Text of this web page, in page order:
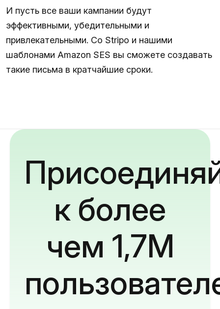
И пусть все ваши кампании будут
эффективными, убедительными и
привлекательными. Со Stripo и нашими
шаблонами Amazon SES вы сможете создавать
такие письма в кратчайшие сроки.
к более
чем 1,7M